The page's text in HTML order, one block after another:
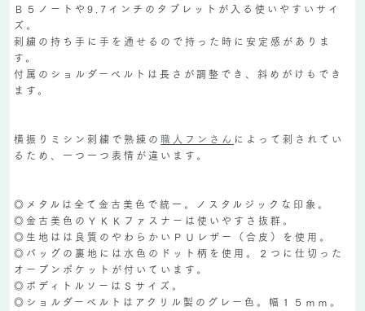
Ｂ５ノートや9.7インチのタブレットが入る使いやすいサイ
ズ。
刺繍の持ち手に手を通せるので持った時に安定感がありま
す。
付属のショルダーベルトは長さが調整でき、斜めがけもでき
ます。
横振りミシン刺繍で熟練の 職人フンさん によって刺されてい
るため、一つ一つ表情が違います。
◎メタルは全て金古美色で統一。ノスタルジックな印象。
◎金古美色のＹＫＫファスナーは使いやすさ抜群。
◎生地はは良質のやわらかいＰＵレザー（合皮）を使用。
◎バッグの裏地には水色のドット柄を使用。２つに仕切った
オープンポケットが付いています。
◎ボディトルソーはＳサイズ。
◎ショルダーベルトはアクリル製のグレー色。幅１５ｍｍ。